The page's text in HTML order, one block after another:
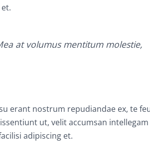
at volumus mentitum molestie,
erant nostrum repudiandae ex, te
ut, velit accumsan intellegam
adipiscing et.